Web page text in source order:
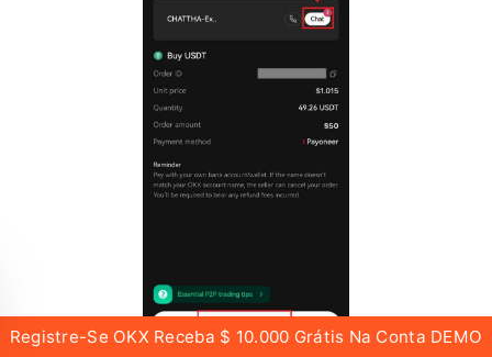
Registre-Se OKX Receba $ 10.000 Grátis Na Conta DEMO